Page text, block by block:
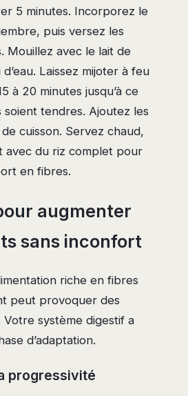
5 minutes. Incorporez le
puis versez les
Mouillez avec le lait de
Laissez mijoter à feu
à 20 minutes jusqu’à ce
soient tendres. Ajoutez les
cuisson. Servez chaud,
avec du riz complet pour
en fibres.
augmenter
sans inconfort
riche en fibres
peut provoquer des
Votre système digestif a
d’adaptation.
progressivité